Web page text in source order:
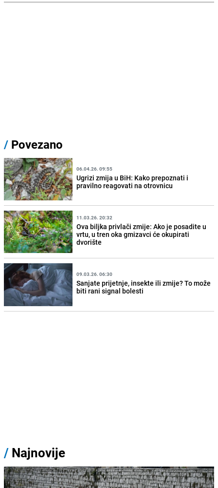
/ Povezano
06.04.26. 09:55
Ugrizi zmija u BiH: Kako prepoznati i
pravilno reagovati na otrovnicu
11.03.26. 20:32
Ova biljka privlači zmije: Ako je posadite u
vrtu, u tren oka gmizavci će okupirati
dvorište
09.03.26. 06:30
Sanjate prijetnje, insekte ili zmije? To može
biti rani signal bolesti
/ Najnovije